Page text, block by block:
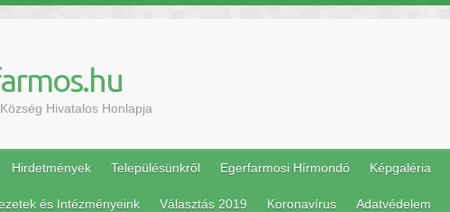
Hivatalos Honlapja
Hirdetmények Településünkről Egerfarmosi Hírmondó Képgaléria
és Intézményeink Választás 2019 Koronavírus Adatvédelem